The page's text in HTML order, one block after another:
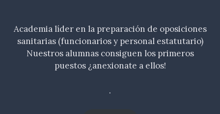
Academia líder en la preparación de oposiciones
sanitarias (funcionarios y personal estatutario)
Nuestros alumnas consiguen los primeros
puestos ¿anexionate a ellos!
.